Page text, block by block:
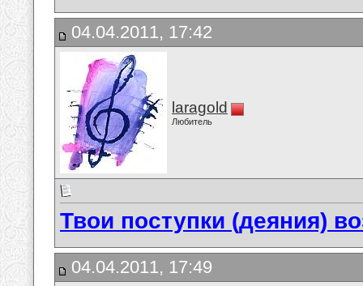
04.04.2011, 17:42
laragold
Любитель
Твои поступки (деяния)
04.04.2011, 17:49